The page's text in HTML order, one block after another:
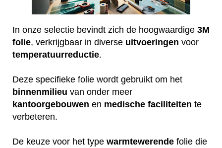
In onze selectie bevindt zich de hoogwaardige 3M
folie, verkrijgbaar in diverse uitvoeringen voor
temperatuurreductie.
Deze specifieke folie wordt gebruikt om het
binnenmilieu van onder meer
kantoorgebouwen en medische faciliteiten te
verbeteren.
De keuze voor het type warmtewerende folie die